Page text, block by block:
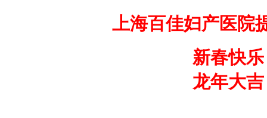
上海百佳妇产医院
新春快乐
龙年大吉